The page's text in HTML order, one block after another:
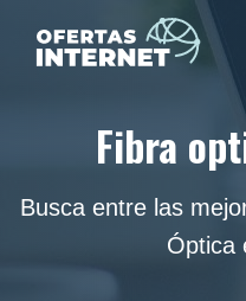
Fibra
Busca entre las
Óptica